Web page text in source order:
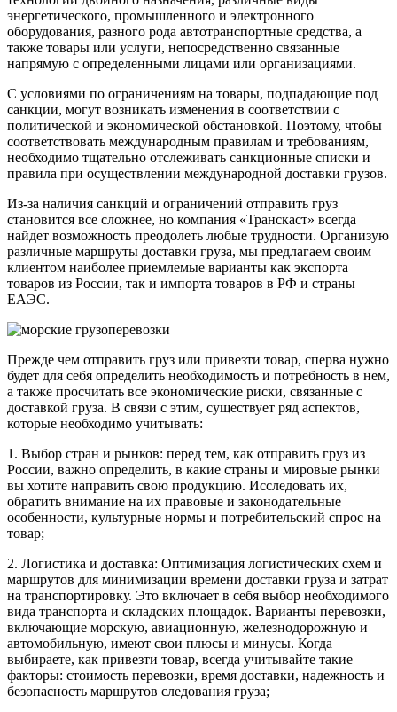
энергетического, промышленного и электронного
оборудования, разного рода автотранспортные средства, а
также товары или услуги, непосредственно связанные
напрямую с определенными лицами или организациями.
С условиями по ограничениям на товары, подпадающие под
санкции, могут возникать изменения в соответствии с
политической и экономической обстановкой. Поэтому, чтобы
соответствовать международным правилам и требованиям,
необходимо тщательно отслеживать санкционные списки и
правила при осуществлении международной доставки грузов.
Из-за наличия санкций и ограничений отправить груз
становится все сложнее, но компания «Транскаст» всегда
найдет возможность преодолеть любые трудности. Организую
различные маршруты доставки груза, мы предлагаем своим
клиентом наиболее приемлемые варианты как экспорта
товаров из России, так и импорта товаров в РФ и страны
ЕАЭС.
Прежде чем отправить груз или привезти товар, сперва нужно
будет для себя определить необходимость и потребность в нем,
а также просчитать все экономические риски, связанные с
доставкой груза. В связи с этим, существует ряд аспектов,
которые необходимо учитывать:
1. Выбор стран и рынков: перед тем, как отправить груз из
России, важно определить, в какие страны и мировые рынки
вы хотите направить свою продукцию. Исследовать их,
обратить внимание на их правовые и законодательные
особенности, культурные нормы и потребительский спрос на
товар;
2. Логистика и доставка: Оптимизация логистических схем и
маршрутов для минимизации времени доставки груза и затрат
на транспортировку. Это включает в себя выбор необходимого
вида транспорта и складских площадок. Варианты перевозки,
включающие морскую, авиационную, железнодорожную и
автомобильную, имеют свои плюсы и минусы. Когда
выбираете, как привезти товар, всегда учитывайте такие
факторы: стоимость перевозки, время доставки, надежность и
безопасность маршрутов следования груза;